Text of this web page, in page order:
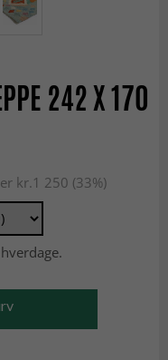
242 X 170
kr.1 250 (33%)